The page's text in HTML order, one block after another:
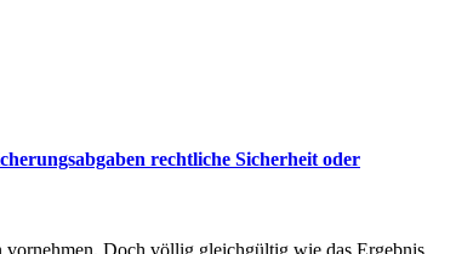
rechtliche Sicherheit oder